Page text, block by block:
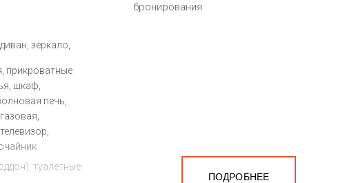
зеркало,
прикроватные
шкаф,
печь,
туалетные
бронирования
ПОДРОБНЕЕ